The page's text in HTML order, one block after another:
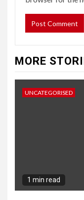
MORE
UNCATEGORISED
1 min read